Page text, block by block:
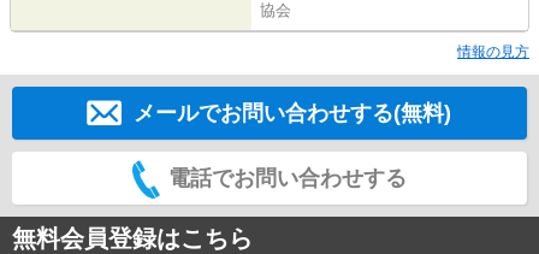
協会
情報の見方
メールでお問い合わせする(無料)
電話でお問い合わせする
無料会員登録はこちら